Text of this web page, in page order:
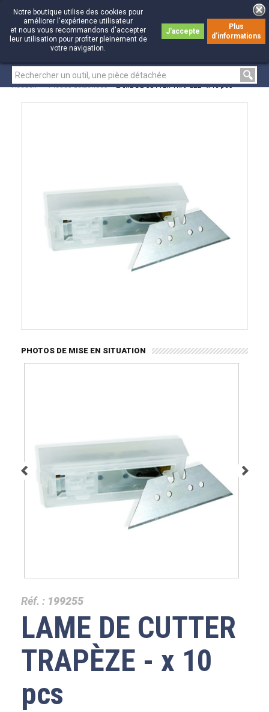
0
0
Notre boutique utilise des cookies pour
améliorer l'expérience utilisateur
et nous vous recommandons d'accepter
leur utilisation pour profiter pleinement de
votre navigation.
J'accepte
Plus
d'informations
Accueil > Pièces détachées > LAME DE CUTTER TRAPÈZE - x 10 pcs
PHOTOS DE MISE EN SITUATION
Réf. : 199255
LAME DE CUTTER
TRAPÈZE - x 10
pcs